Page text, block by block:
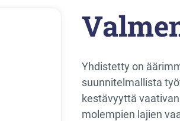
Yhdistetty on
suunnitelmallista
kestävyyttä
molempien lajien